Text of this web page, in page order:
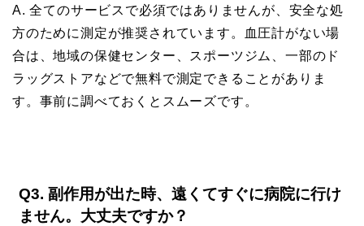
A. 全てのサービスで必須ではありませんが、安全な処
方のために測定が推奨されています。血圧計がない場
合は、地域の保健センター、スポーツジム、一部のド
ラッグストアなどで無料で測定できることがありま
す。事前に調べておくとスムーズです。
Q3. 副作用が出た時、遠くてすぐに病院に行け
ません。大丈夫ですか？